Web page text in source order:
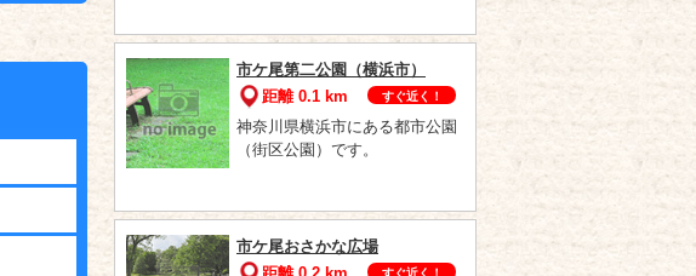
市ケ尾第二公園（横浜市）
距離 0.1 km
すぐ近く！
神奈川県横浜市にある都市公園
（街区公園）です。
市ケ尾おさかな広場
すぐ近く！